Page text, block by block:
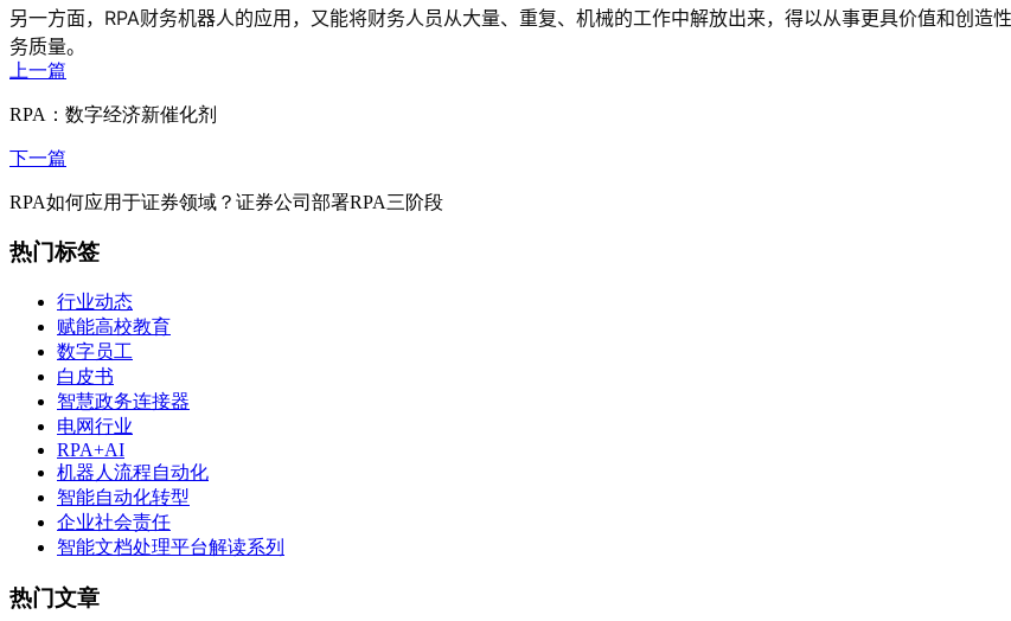
另一方面，RPA财务机器人的应用，又能将财务人员从大量、重复、机械的工作中解放出来，得以从事更具价值和创造
务质量。
上一篇
RPA：数字经济新催化剂
下一篇
RPA如何应用于证券领域？证券公司部署RPA三阶段
热门标签
行业动态
赋能高校教育
数字员工
白皮书
智慧政务连接器
电网行业
RPA+AI
机器人流程自动化
智能自动化转型
企业社会责任
智能文档处理平台解读系列
热门文章